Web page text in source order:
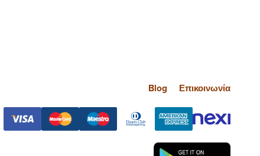
Blog Επικοινωνία